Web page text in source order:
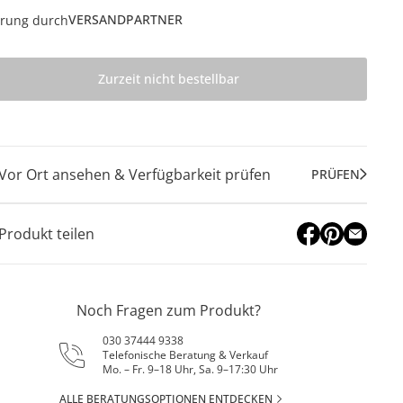
durchVERSANDPARTNER
Zurzeit nicht bestellbar
Ort ansehen & Verfügbarkeit prüfen PRÜFEN
teilen
Noch Fragen zum Produkt?
030 37444 9338
Telefonische Beratung & Verkauf
Mo. – Fr. 9–18 Uhr, Sa. 9–17:30 Uhr
ALLE BERATUNGSOPTIONEN ENTDECKEN